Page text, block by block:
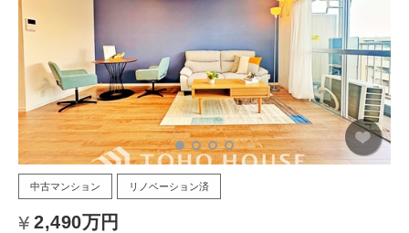
中古マンション リノベーション済
2,490万円